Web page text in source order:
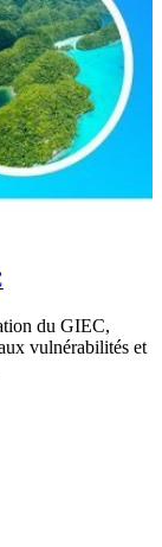
du GIEC,
vulnérabilités et